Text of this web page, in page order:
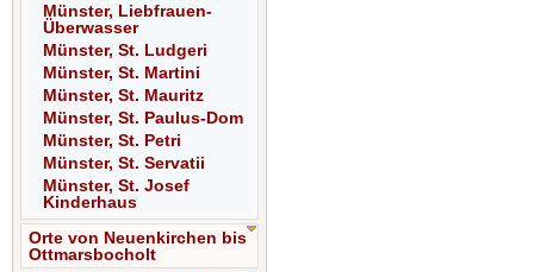
Münster, Liebfrauen-
Überwasser
Münster, St. Ludgeri
Münster, St. Martini
Münster, St. Mauritz
Münster, St. Paulus-Dom
Münster, St. Petri
Münster, St. Servatii
Münster, St. Josef
Kinderhaus
Orte von Neuenkirchen bis
Ottmarsbocholt